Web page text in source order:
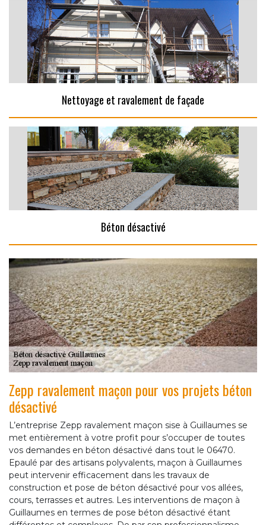
Nettoyage et ravalement de façade
Béton désactivé
Zepp ravalement maçon pour vos projets béton
désactivé
L’entreprise Zepp ravalement maçon sise à Guillaumes se
met entièrement à votre profit pour s’occuper de toutes
vos demandes en béton désactivé dans tout le 06470.
Epaulé par des artisans polyvalents, maçon à Guillaumes
peut intervenir efficacement dans les travaux de
construction et pose de béton désactivé pour vos allées,
cours, terrasses et autres. Les interventions de maçon à
Guillaumes en termes de pose béton désactivé étant